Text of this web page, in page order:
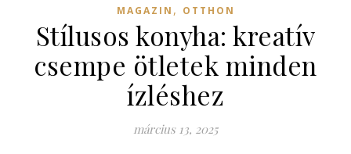
MAGAZIN , OTTHON
Stílusos konyha: kreatív
csempe ötletek minden
ízléshez
március 13, 2025